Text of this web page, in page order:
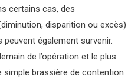
certains cas, des
disparition ou excès)
également survenir.
de l’opération et le plus
simple brassière de contention